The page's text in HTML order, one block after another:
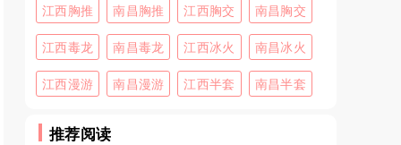
江西胸推 南昌胸推 江西胸交 南昌胸交
江西毒龙 南昌毒龙 江西冰火 南昌冰火
江西漫游 南昌漫游 江西半套 南昌半套
推荐阅读